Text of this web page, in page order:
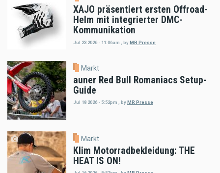
XAJO präsentiert ersten Offroad-
Helm mit integrierter DMC-
Kommunikation
Jul 23 2026 - 11:06am byMR Presse
Markt
auner Red Bull Romaniacs Setup-
Guide
Jul 18 2026 - 5:52pm , byMR Presse
Markt
Klim Motorradbekleidung: THE
HEAT IS ON!